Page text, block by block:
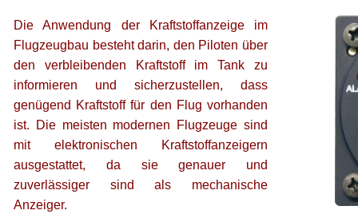
Die Anwendung der Kraftstoffanzeige im
Flugzeugbau besteht darin, den Piloten über
den verbleibenden Kraftstoff im Tank zu
informieren und sicherzustellen, dass
genügend Kraftstoff für den Flug vorhanden
ist. Die meisten modernen Flugzeuge sind
mit elektronischen Kraftstoffanzeigern
ausgestattet, da sie genauer und
zuverlässiger sind als mechanische
Anzeiger.